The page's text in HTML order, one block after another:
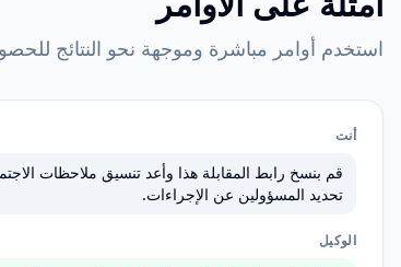
استخدم أوامر مباشرة وموجهة نحو النتائج
أنت
قم بنسخ رابط المقابلة هذا وأعد تنسيق ملاحظات
تحديد المسؤولين عن الإجراءات.
الوكيل